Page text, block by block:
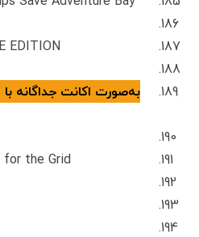
EDITION
به‌صورت اکانت جداگانه با
for the Grid